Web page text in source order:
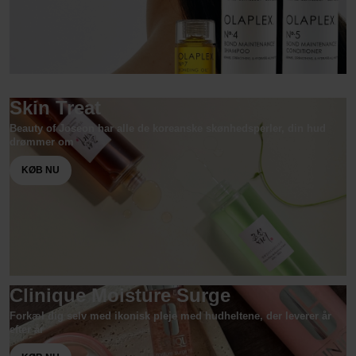
Skin Treat
Beauty of Joseon har alle de koreanske skønhedsperler, din hud
drømmer om
KØB NU
Clinique Moisture Surge
Forkæl dig selv med ikonisk pleje med hudheltene, der leverer år
efter år